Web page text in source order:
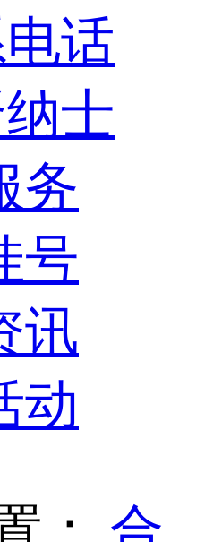
话
士
务
号
讯
动